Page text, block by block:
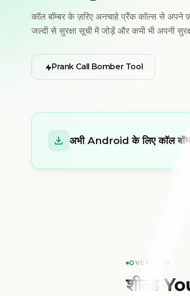
कॉल बॉम्बर के ज़रिए अनचाहे प्रैंक कॉल्स से अपने
जल्दी से सुरक्षा सूची में जोड़ें और कभी भी अपनी
Prank Call Bomber Tool
अभी Android के लिए कॉल
OVERVIEW
शील्ड